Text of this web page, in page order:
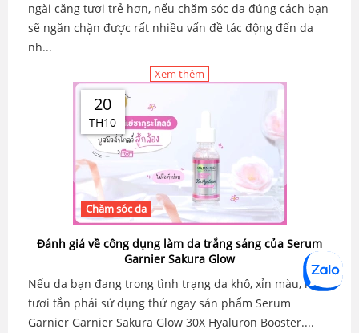
ngài căng tươi trẻ hơn, nếu chăm sóc da đúng cách bạn
sẽ ngăn chặn được rất nhiều vấn đề tác động đến da
nh...
Xem thêm
20
TH10
Chăm sóc da
Đánh giá về công dụng làm da trắng sáng của Serum
Garnier Sakura Glow
Nếu da bạn đang trong tình trạng da khô, xỉn màu, kém
tươi tắn phải sử dụng thử ngay sản phẩm Serum
Garnier Garnier Sakura Glow 30X Hyaluron Booster....